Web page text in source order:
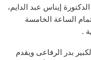
إيناس عبد الدايم،
فى تمام الساعة الخامسة
.
بدر الرفاعى ويقدم